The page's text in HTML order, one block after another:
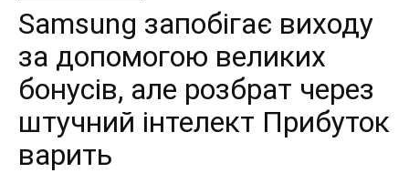
Samsung запобігає виходу
за допомогою великих
бонусів, але розбрат через
штучний інтелект Прибуток
варить